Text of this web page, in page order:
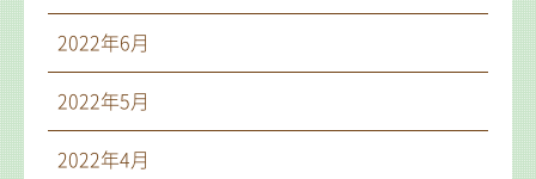
2022年6月
2022年5月
2022年4月